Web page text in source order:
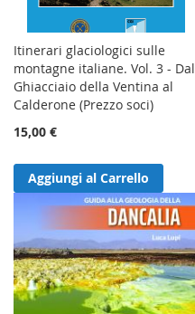
Itinerari glaciologici sulle
montagne italiane. Vol. 3 - Dal
Ghiacciaio della Ventina al
Calderone (Prezzo soci)
15,00 €
Aggiungi al Carrello